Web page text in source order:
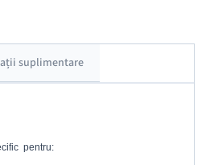
suplimentare
pentru: